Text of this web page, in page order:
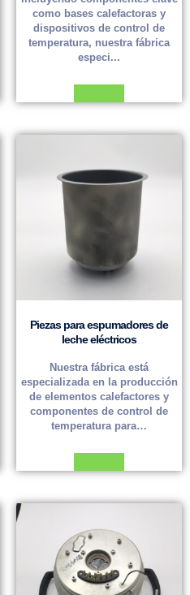
como bases calefactoras y
dispositivos de control de
temperatura, nuestra fábrica
especi...
Piezas para espumadores de
leche eléctricos
Nuestra fábrica está
especializada en la producción
de elementos calefactores y
componentes de control de
temperatura para…